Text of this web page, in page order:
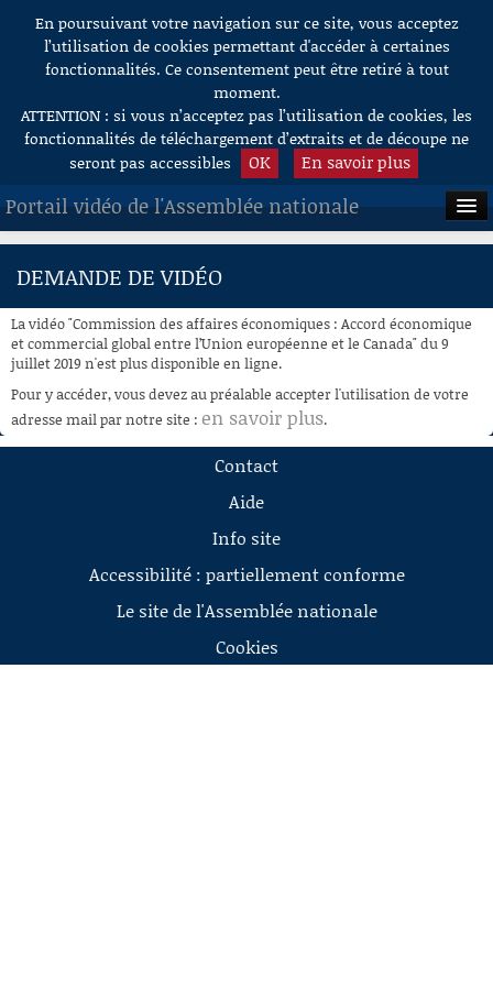
Aller au contenu
En poursuivant votre navigation sur ce site, vous acceptez
l’utilisation de cookies permettant d'accéder à certaines
fonctionnalités. Ce consentement peut être retiré à tout
moment.
ATTENTION : si vous n’acceptez pas l’utilisation de cookies, les
fonctionnalités de téléchargement d’extraits et de découpe ne
seront pas accessibles
OK En savoir plus
Portail vidéo de l'Assemblée nationale
ACCUEIL
À LA DEMANDE
RECHERCHE
AIDE À LA DÉCOUPE
DE VIDÉOS
DEMANDE DE VIDÉO
La vidéo "Commission des affaires économiques : Accord économique
et commercial global entre l’Union européenne et le Canada" du 9
juillet 2019 n'est plus disponible en ligne.
Pour y accéder, vous devez au préalable accepter l'utilisation de votre
adresse mail par notre site : en savoir plus.
Contact
Aide
Info site
Accessibilité : partiellement conforme
Le site de l'Assemblée nationale
Cookies